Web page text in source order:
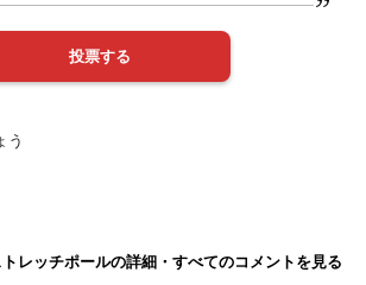
う
トレッチポールの詳細・すべてのコメントを見る